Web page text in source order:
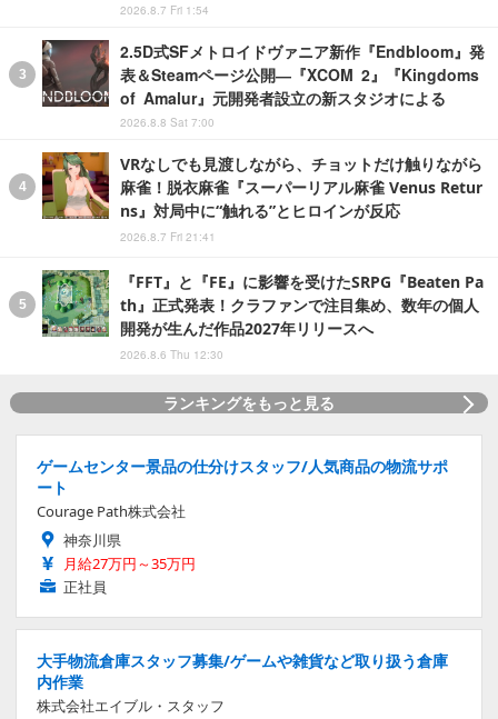
2026.8.7 Fri 1:54
2.5D式SFメトロイドヴァニア新作『Endbloom』発
表＆Steamページ公開―『XCOM 2』『Kingdoms
of Amalur』元開発者設立の新スタジオによる
2026.8.8 Sat 7:00
VRなしでも見渡しながら、チョットだけ触りながら
麻雀！脱衣麻雀『スーパーリアル麻雀 Venus Retur
ns』対局中に“触れる”とヒロインが反応
2026.8.7 Fri 21:41
『FFT』と『FE』に影響を受けたSRPG『Beaten Pa
th』正式発表！クラファンで注目集め、数年の個人
開発が生んだ作品2027年リリースへ
2026.8.6 Thu 12:30
ランキングをもっと見る
ゲームセンター景品の仕分けスタッフ/人気商品の物流サポ
ート
Courage Path株式会社
神奈川県
月給27万円～35万円
正社員
大手物流倉庫スタッフ募集/ゲームや雑貨など取り扱う倉庫
内作業
株式会社エイブル・スタッフ